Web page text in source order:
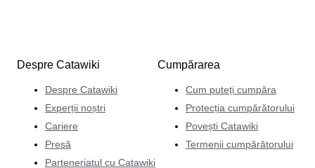
Despre Catawiki
Despre Catawiki
Experții noștri
Cariere
Presă
Parteneriatul cu Catawiki
Cumpărarea
Cum puteți cumpăra
Protecția cumpărătorului
Povești Catawiki
Termenii cumpărătorului